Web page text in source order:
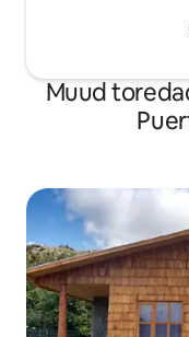
Muud